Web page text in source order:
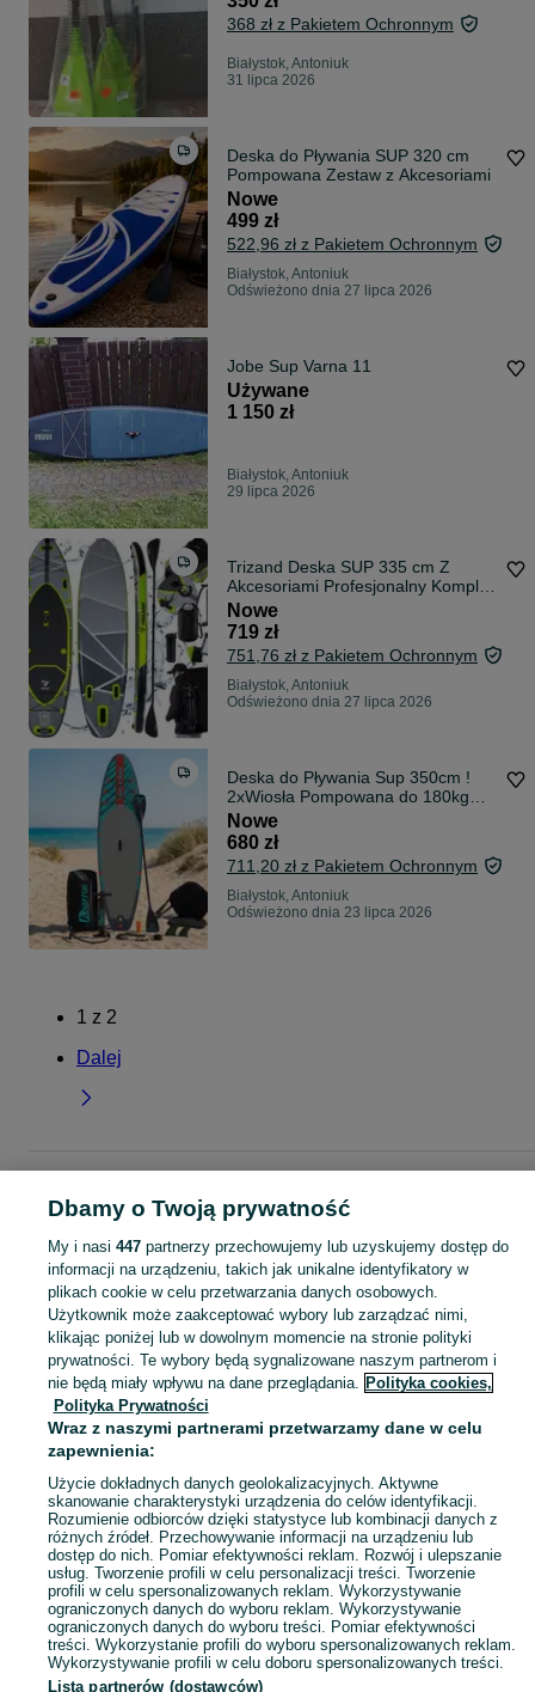
368 zł z Pakietem Ochronnym
Białystok, Antoniuk
31 lipca 2026
Deska do Pływania SUP 320 cm
Pompowana Zestaw z Akcesoriami
Nowe
499 zł
522,96 zł z Pakietem Ochronnym
Białystok, Antoniuk
Odświeżono dnia 27 lipca 2026
Jobe Sup Varna 11
Używane
1 150 zł
Białystok, Antoniuk
29 lipca 2026
Trizand Deska SUP 335 cm Z
Akcesoriami Profesjonalny Komplet
Wakacje 2026
Nowe
719 zł
751,76 zł z Pakietem Ochronnym
Białystok, Antoniuk
Odświeżono dnia 27 lipca 2026
Deska do Pływania Sup 350cm !
2xWiosła Pompowana do 180kg
350x86x15 z Siedziskiem!!! Full
Zestaw Kompleksowy - fv
Nowe
680 zł
711,20 zł z Pakietem Ochronnym
Białystok, Antoniuk
Odświeżono dnia 23 lipca 2026
1 z 2
Dalej
Deski - Białystok
Deski - Antoniuk
KATEGORIA
Zobacz
Mapa kategorii
Mapa miejscowości
Mapa ministron
Popularne wyszukiwania
Dbamy o Twoją prywatność
My i nasi 447partnerzy przechowujemy lub uzyskujemy dostęp do
informacji na urządzeniu, takich jak unikalne identyfikatory w
plikach cookie w celu przetwarzania danych osobowych.
Użytkownik może zaakceptować wybory lub zarządzać nimi,
klikając poniżej lub w dowolnym momencie na stronie polityki
prywatności. Te wybory będą sygnalizowane naszym partnerom i
nie będą miały wpływu na dane przeglądania. Polityka cookies,
Polityka Prywatności
Wraz z naszymi partnerami przetwarzamy dane w celu
zapewnienia:
Użycie dokładnych danych geolokalizacyjnych. Aktywne
skanowanie charakterystyki urządzenia do celów identyfikacji.
Rozumienie odbiorców dzięki statystyce lub kombinacji danych z
różnych źródeł. Przechowywanie informacji na urządzeniu lub
dostęp do nich. Pomiar efektywności reklam. Rozwój i ulepszanie
usług. Tworzenie profili w celu personalizacji treści. Tworzenie
profili w celu spersonalizowanych reklam. Wykorzystywanie
ograniczonych danych do wyboru reklam. Wykorzystywanie
ograniczonych danych do wyboru treści. Pomiar efektywności
treści. Wykorzystanie profili do wyboru spersonalizowanych reklam.
Wykorzystywanie profili w celu doboru spersonalizowanych treści.
Lista partnerów (dostawców)